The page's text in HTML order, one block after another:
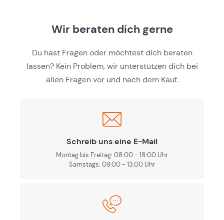
Wir beraten dich gerne
Du hast Fragen oder möchtest dich beraten
lassen? Kein Problem, wir unterstützen dich bei
allen Fragen vor und nach dem Kauf.
Schreib uns eine E-Mail
Montag bis Freitag: 08:00 - 18:00 Uhr
Samstags: 09.00 - 13.00 Uhr